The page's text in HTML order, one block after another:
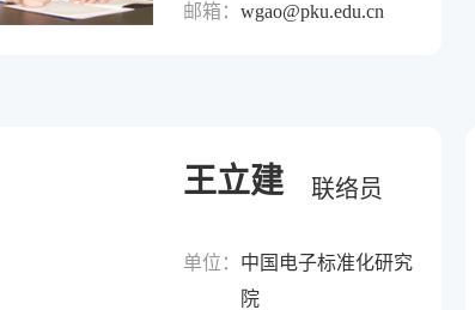
邮箱： wgao@pku.edu.cn
王立建 联络员
单位： 中国电子标准化研究
院